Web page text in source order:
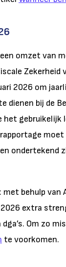
omzet van
Zekerheid
2026 om
dienen bij de
het gebruikelijk
moet
ondertekend
met behulp van
extra
Om zo
te voorkomen.